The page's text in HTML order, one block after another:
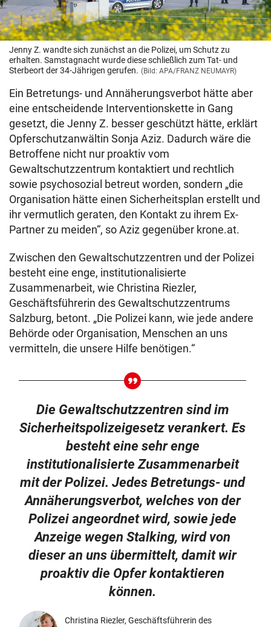
Jenny Z. wandte sich zunächst an die Polizei, um Schutz zu
erhalten. Samstagnacht wurde diese schließlich zum Tat- und
Sterbeort der 34-Jährigen gerufen. (Bild: APA/FRANZ NEUMAYR)
Ein Betretungs- und Annäherungsverbot hätte aber
eine entscheidende Interventionskette in Gang
gesetzt, die Jenny Z. besser geschützt hätte, erklärt
Opferschutzanwältin Sonja Aziz. Dadurch wäre die
Betroffene nicht nur proaktiv vom
Gewaltschutzzentrum kontaktiert und rechtlich
sowie psychosozial betreut worden, sondern „die
Organisation hätte einen Sicherheitsplan erstellt und
ihr vermutlich geraten, den Kontakt zu ihrem Ex-
Partner zu meiden“, so Aziz gegenüber krone.at.
Zwischen den Gewaltschutzzentren und der Polizei
besteht eine enge, institutionalisierte
Zusammenarbeit, wie Christina Riezler,
Geschäftsführerin des Gewaltschutzzentrums
Salzburg, betont. „Die Polizei kann, wie jede andere
Behörde oder Organisation, Menschen an uns
vermitteln, die unsere Hilfe benötigen.“
Die Gewaltschutzzentren sind im
Sicherheitspolizeigesetz verankert. Es
besteht eine sehr enge
institutionalisierte Zusammenarbeit
mit der Polizei. Jedes Betretungs- und
Annäherungsverbot, welches von der
Polizei angeordnet wird, sowie jede
Anzeige wegen Stalking, wird von
dieser an uns übermittelt, damit wir
proaktiv die Opfer kontaktieren
können.
Christina Riezler, Geschäftsführerin des